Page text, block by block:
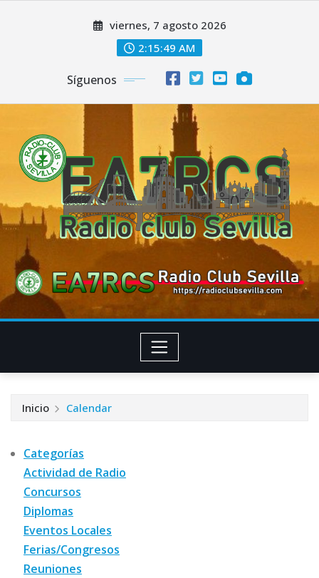
viernes, 7 agosto 2026
2:15:50 AM
Síguenos
Inicio Calendar
Categorías
Actividad de Radio
Concursos
Diplomas
Eventos Locales
Ferias/Congresos
Reuniones